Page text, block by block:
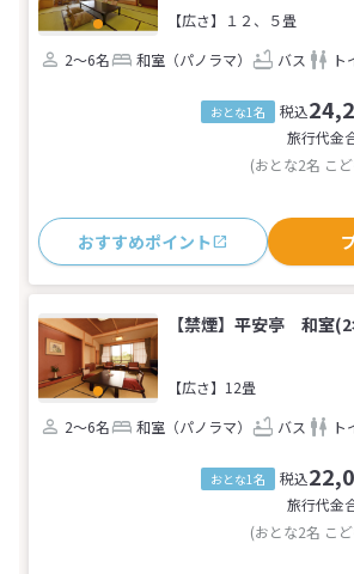
【広さ】１２、５畳
2～6名
和室（パノラマ） バス ト
おとな1名 税込
旅行代金
(おとな2名 こ
おすすめポイント
【禁煙】平安亭 和室
【広さ】12畳
2～6名
和室（パノラマ） バス ト
おとな1名 税込
旅行代金
(おとな2名 こ